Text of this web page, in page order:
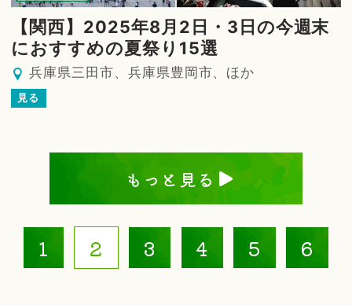
【関西】2025年8月2日・3日の今週末
におすすめの夏祭り15選
兵庫県三田市、兵庫県豊岡市、ほか
見る
もっと見る
1 2 3 4 5 6